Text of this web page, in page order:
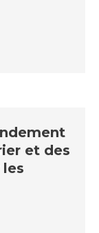
et des